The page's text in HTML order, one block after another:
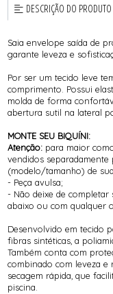
DESCRIÇÃO DO PRODUTO
Saia envelope saída de
garante leveza e
Por ser um tecido leve
comprimento. Possui
molda de forma
abertura sutil na lateral
MONTE SEU BIQUÍNI:
Atenção: para maior
vendidos
(modelo/tamanho) de
- Peça avulsa;
- Não deixe de
abaixo ou com qualquer
Desenvolvido em tecido
fibras sintéticas, a
Também conta com
combinado com leveza
secagem rápida, que
piscina.